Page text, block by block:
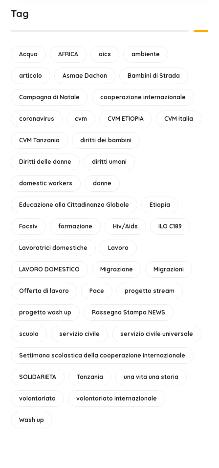
Tag
Acqua AFRICA aics ambiente
articolo Asmae Dachan Bambini di Strada
Campagna di Natale cooperazione internazionale
coronavirus cvm CVM ETIOPIA CVM Italia
CVM Tanzania diritti dei bambini
Diritti delle donne diritti umani
domestic workers donne
Educazione alla Cittadinanza Globale Etiopia
Focsiv formazione Hiv/Aids ILO C189
Lavoratrici domestiche Lavoro
LAVORO DOMESTICO Migrazione Migrazioni
Offerta di lavoro Pace progetto stream
progetto wash up Rassegna Stampa NEWS
scuola servizio civile servizio civile universale
Settimana scolastica della cooperazione internazionale
SOLIDARIETA Tanzania una vita una storia
volontariato volontariato internazionale
Wash up